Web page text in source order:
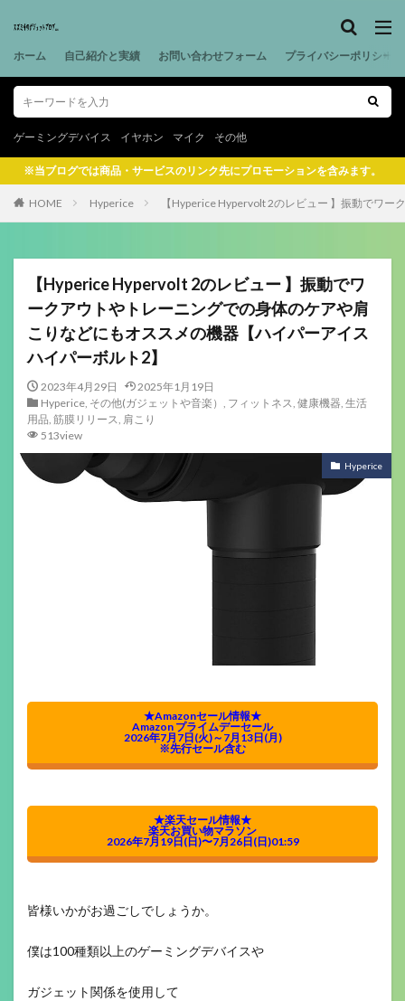
ホーム 自己紹介と実績 お問い合わせフォーム プライバシーポリシー
ゲーミングデバイス イヤホン マイク その他
※当ブログでは商品・サービスのリンク先にプロモーションを含みます。
HOME Hyperice 【Hyperice Hypervolt 2のレビュー 】振動でワ
【Hyperice Hypervolt 2のレビュー 】振動でワ
ークアウトやトレーニングでの身体のケアや肩
こりなどにもオススメの機器【ハイパーアイス
ハイパーボルト2】
2023年4月29日
2025年1月19日
Hyperice, その他(ガジェットや音楽） , フィットネス, 健康機器, 生活
用品, 筋膜リリース, 肩こり
513view
Hyperice
★Amazonセール情報★
Amazon プライムデーセール
2026年7月7日(火)～7月13日(月)
※先行セール含む
★楽天セール情報★
楽天お買い物マラソン
2026年7月19日(日)〜7月26日(日)01:59
皆様いかがお過ごしでしょうか。
僕は100種類以上のゲーミングデバイスや
ガジェット関係を使用して